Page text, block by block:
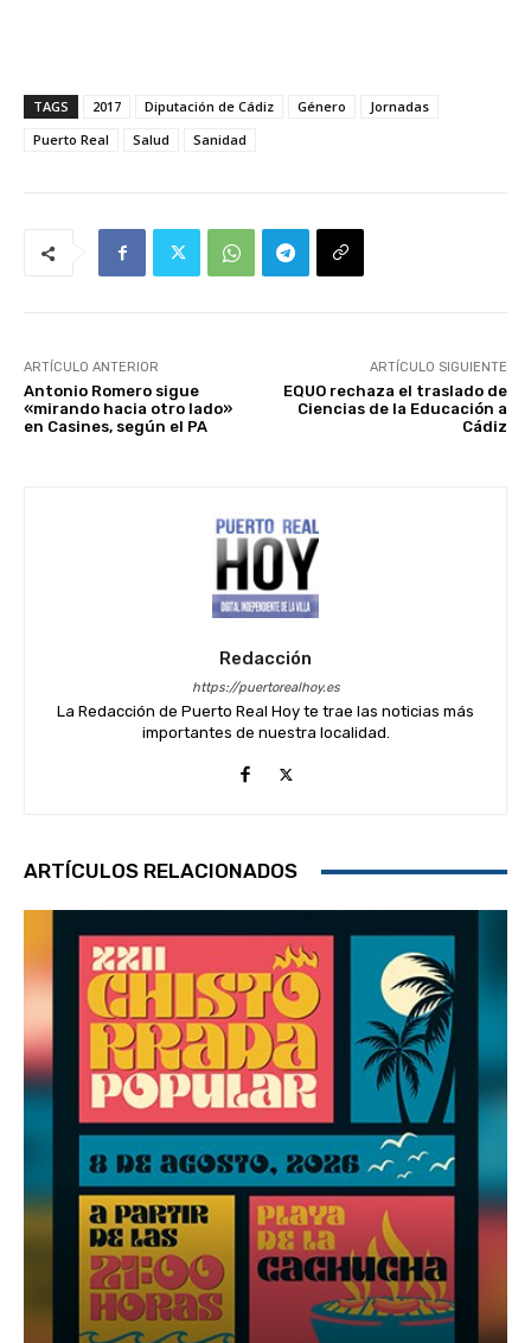
TAGS 2017 Diputación de Cádiz Género
Jornadas
Puerto Real
Salud Sanidad
ARTÍCULO ANTERIOR
Antonio Romero sigue
«mirando hacia otro lado»
en Casines, según el PA
ARTÍCULO SIGUIENTE
EQUO rechaza el traslado de
Ciencias de la Educación a
Cádiz
Redacción
https://puertorealhoy.es
La Redacción de Puerto Real Hoy te trae las noticias más
importantes de nuestra localidad.
ARTÍCULOS RELACIONADOS